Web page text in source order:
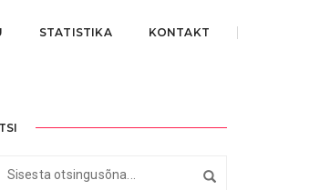
STATISTIKA KONTAKT